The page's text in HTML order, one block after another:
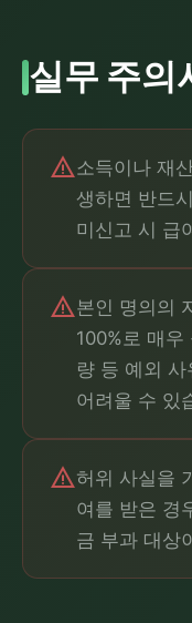
실무 주의
warning소득이나 재
생하면 반드
미신고 시 급
warning본인 명의의
100%로 매
량 등 예외
어려울 수 있
warning허위 사실을
여를 받은 경
금 부과 대상